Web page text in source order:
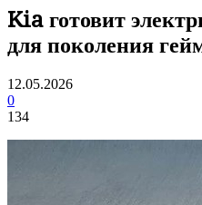
Kia готовит
для поколения
12.05.2026
0
134